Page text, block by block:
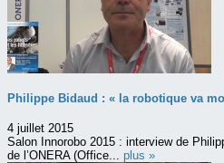
Philippe Bidaud : « la robotique va
4 juillet 2015
Salon Innorobo 2015 : interview de
de l’ONERA (Office... plus »